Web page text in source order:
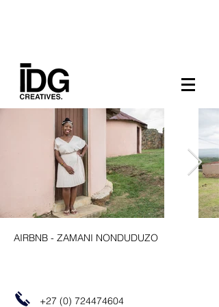
AIRBNB - ZAMANI NONDUDUZO
+27 (0) 724474604